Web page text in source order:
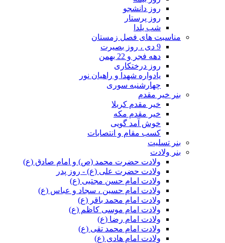
روز دانشجو
روز پرستار
شب یلدا
مناسبت های فصل زمستان
9 دی ، روز بصیرت
دهه فجر و 22 بهمن
روز درختکاری
یادواره شهدا و راهیان نور
چهارشنبه سوری
بنر خیر مقدم
خیر مقدم کربلا
خیر مقدم مکه
خوش آمد گویی
کسب مقام و انتصابات
بنر تسلیت
بنر ولادت
ولادت حضرت محمد (ص) و امام صادق (ع)
ولادت حضرت علی (ع) - روز پدر
ولادت امام حسن مجتبی (ع)
ولادت امام حسین ، سجاد و عباس (ع)
ولادت امام محمد باقر (ع)
ولادت امام موسی کاظم (ع)
ولادت امام رضا (ع)
ولادت امام محمد تقی (ع)
ولادت امام هادی (ع)